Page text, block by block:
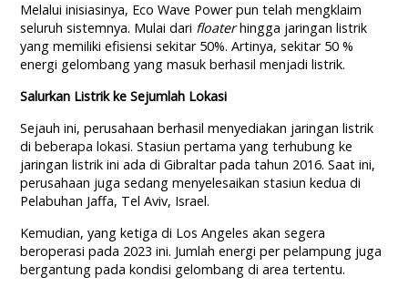
Melalui inisiasinya, Eco Wave Power pun telah mengklaim
seluruh sistemnya. Mulai dari floaterhingga jaringan listrik
yang memiliki efisiensi sekitar 50%. Artinya, sekitar 50 %
energi gelombang yang masuk berhasil menjadi listrik.
Salurkan Listrik ke Sejumlah Lokasi
Sejauh ini, perusahaan berhasil menyediakan jaringan listrik
di beberapa lokasi. Stasiun pertama yang terhubung ke
jaringan listrik ini ada di Gibraltar pada tahun 2016. Saat ini,
perusahaan juga sedang menyelesaikan stasiun kedua di
Pelabuhan Jaffa, Tel Aviv, Israel.
Kemudian, yang ketiga di Los Angeles akan segera
beroperasi pada 2023 ini. Jumlah energi per pelampung juga
bergantung pada kondisi gelombang di area tertentu.